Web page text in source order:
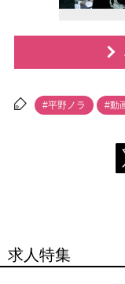
#平野ノラ #動
求人特集